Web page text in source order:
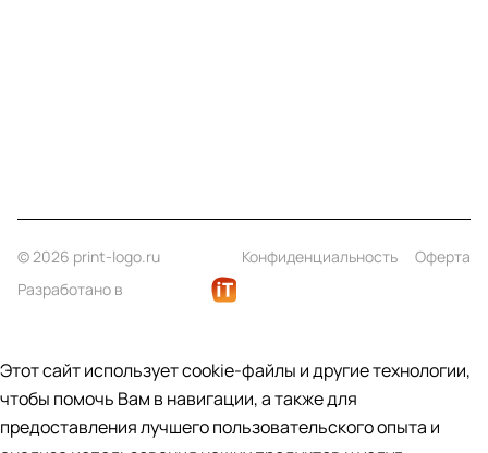
© 2026 print-logo.ru Конфиденциальность
Оферта
Разработано в
Этот сайт использует cookie-файлы и другие технологии,
чтобы помочь Вам в навигации, а также для
предоставления лучшего пользовательского опыта и